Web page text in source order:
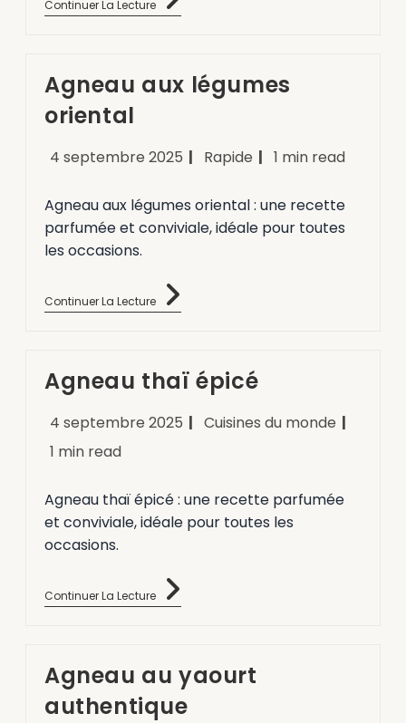
Continuer La Lecture
Agneau aux légumes
oriental
4 septembre 2025 Rapide 1 min read
Agneau aux légumes oriental : une recette
parfumée et conviviale, idéale pour toutes
les occasions.
Continuer La Lecture
Agneau thaï épicé
4 septembre 2025
Cuisines du monde
1 min read
Agneau thaï épicé : une recette parfumée
et conviviale, idéale pour toutes les
occasions.
Continuer La Lecture
Agneau au yaourt
authentique